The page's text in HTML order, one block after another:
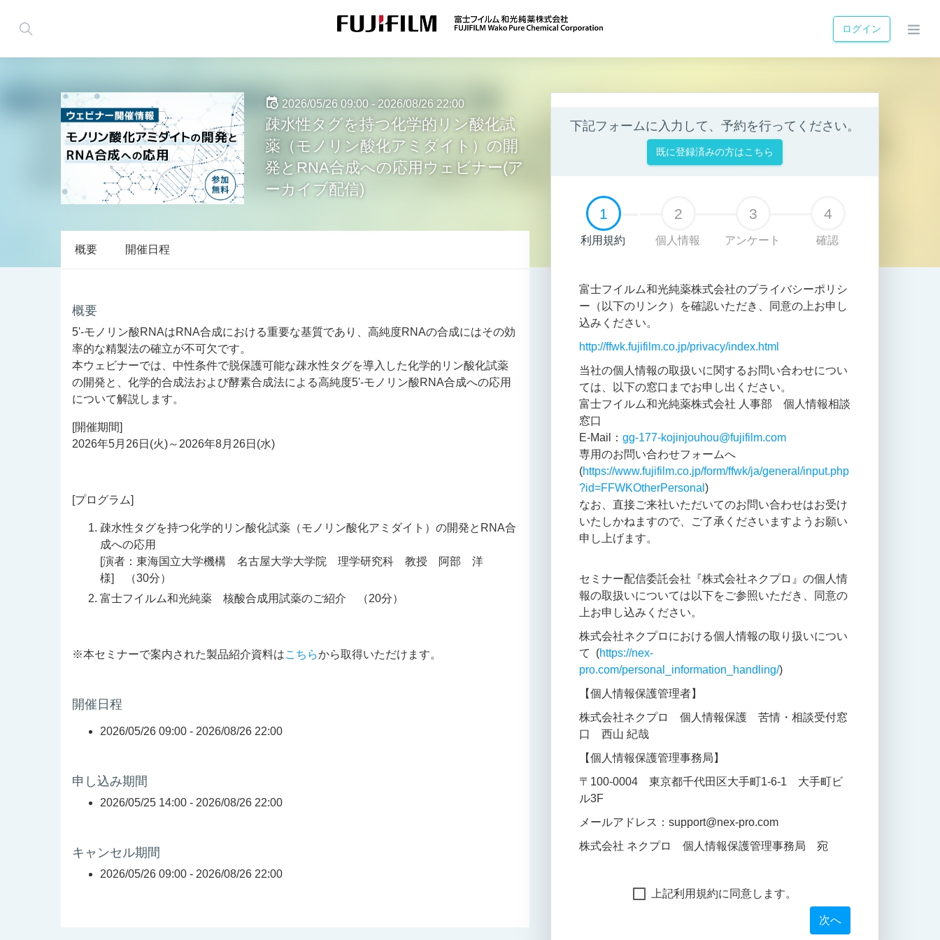
ログイン
2026/05/26 09:00 - 2026/08/26 22:00
疎水性タグを持つ化学的リン酸化試
薬（モノリン酸化アミダイト）の開
発とRNA合成への応用ウェビナー(ア
ーカイブ配信)
概要 開催日程
概要
5'-モノリン酸RNAはRNA合成における重要な基質であり、高純度RNAの合成にはその効
率的な精製法の確立が不可欠です。
本ウェビナーでは、中性条件で脱保護可能な疎水性タグを導入した化学的リン酸化試薬
の開発と、化学的合成法および酵素合成法による高純度5'-モノリン酸RNA合成への応用
について解説します。
[開催期間]
2026年5月26日(火)～2026年8月26日(水)
[プログラム]
疎水性タグを持つ化学的リン酸化試薬（モノリン酸化アミダイト）の開発とRNA合
成への応用
[演者：東海国立大学機構 名古屋大学大学院 理学研究科 教授 阿部 洋
様] （30分）
富士フイルム和光純薬 核酸合成用試薬のご紹介 （20分）
※本セミナーで案内された製品紹介資料はこちらから取得いただけます。
開催日程
2026/05/26 09:00 - 2026/08/26 22:00
申し込み期間
2026/05/25 14:00 - 2026/08/26 22:00
キャンセル期間
2026/05/26 09:00 - 2026/08/26 22:00
下記フォームに入力して、予約を行ってください。
既に登録済みの方はこちら
1
利用規約
2
個人情報
3
アンケート
4
確認
富士フイルム和光純薬株式会社のプライバシーポリシ
ー（以下のリンク）を確認いただき、同意の上お申し
込みください。
http://ffwk.fujifilm.co.jp/privacy/index.html
当社の個人情報の取扱いに関するお問い合わせについ
ては、以下の窓口までお申し出ください。
富士フイルム和光純薬株式会社 人事部 個人情報相談
窓口
E-Mail： gg-177-kojinjouhou@fujifilm.com
専用のお問い合わせフォームへ
(https://www.fujifilm.co.jp/form/ffwk/ja/general/input.php
?id=FFWKOtherPersonal )
なお、直接ご来社いただいてのお問い合わせはお受け
いたしかねますので、ご了承くださいますようお願い
申し上げます。
セミナー配信委託会社『株式会社ネクプロ』の個人情
報の取扱いについては以下をご参照いただき、同意の
上お申し込みください。
株式会社ネクプロにおける個人情報の取り扱いについ
て (https://nex-
pro.com/personal_information_handling/)
【個人情報保護管理者】
株式会社ネクプロ 個人情報保護 苦情・相談受付窓
口 西山 紀哉
【個人情報保護管理事務局】
〒100-0004 東京都千代田区大手町1-6-1 大手町ビ
ル3F
メールアドレス：support@nex-pro.com
株式会社 ネクプロ 個人情報保護管理事務局 宛
上記利用規約に同意します。
次へ